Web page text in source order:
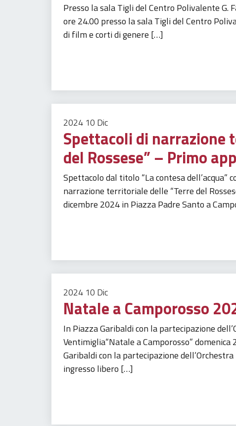
Presso la sala Tigli del Centro Polivalente G.
ore 24.00 presso la sala Tigli del Centro
di film e corti di genere […]
2024 10 Dic
Spettacoli di narrazione
del Rossese” – Primo
Spettacolo dal titolo “La contesa dell’acqua”
narrazione territoriale delle “Terre del
dicembre 2024 in Piazza Padre Santo a
2024 10 Dic
Natale a Camporosso
In Piazza Garibaldi con la partecipazione
Ventimiglia“Natale a Camporosso”
Garibaldi con la partecipazione
ingresso libero […]